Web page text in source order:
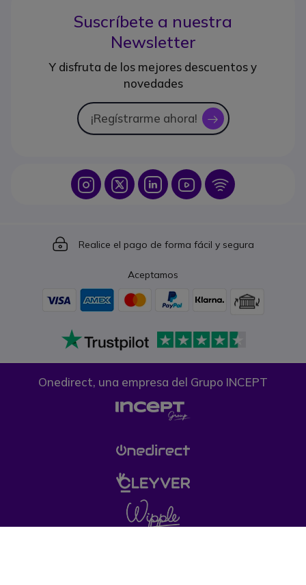
Suscríbete a nuestra
Newsletter
Y disfruta de los mejores descuentos y
novedades
¡Regístrarme ahora! icon
Icon IconIcon Icon Icon
Icon
Realice el pago de forma fácil y segura
Aceptamos
Onedirect, una empresa del Grupo INCEPT